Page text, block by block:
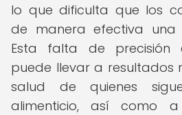
lo que dificulta que los
de manera efectiva una
Esta falta de precisión
puede llevar a resultados
salud de quienes
alimenticio, así como